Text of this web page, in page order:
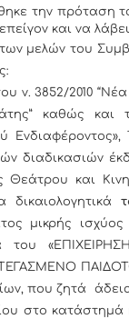
την πρόταση
και να
μελών του
ν. 3852/2010
καθώς
Ενδιαφέροντος»,
διαδικασιών
Θεάτρου και
μικρής
του
που ζητά
στο κατάστημά